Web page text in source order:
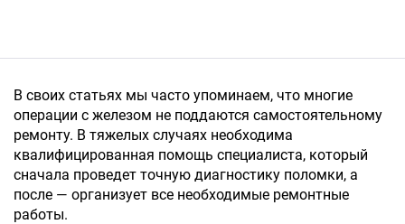
В своих статьях мы часто упоминаем, что многие
операции с железом не поддаются самостоятельному
ремонту. В тяжелых случаях необходима
квалифицированная помощь специалиста, который
сначала проведет точную диагностику поломки, а
после — организует все необходимые ремонтные
работы.